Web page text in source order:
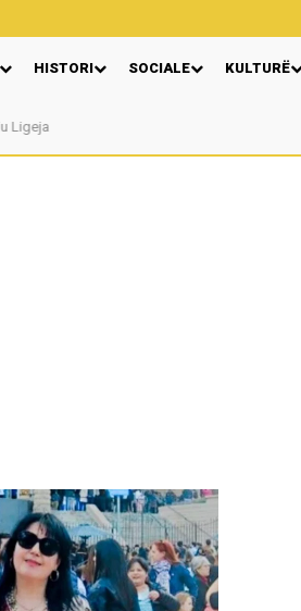
HISTORI SOCIALE KULTURË